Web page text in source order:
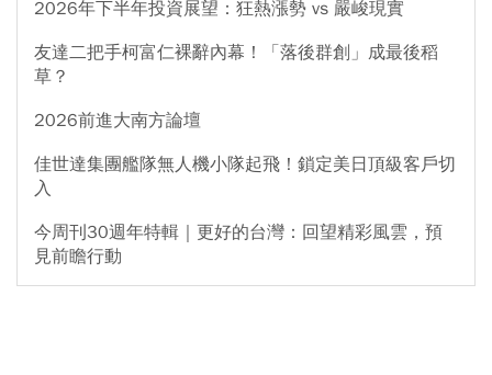
2026年下半年投資展望：狂熱漲勢 vs 嚴峻現實
友達二把手柯富仁裸辭內幕！「落後群創」成最後稻
草？
2026前進大南方論壇
佳世達集團艦隊無人機小隊起飛！鎖定美日頂級客戶切
入
今周刊30週年特輯｜更好的台灣：回望精彩風雲，預
見前瞻行動